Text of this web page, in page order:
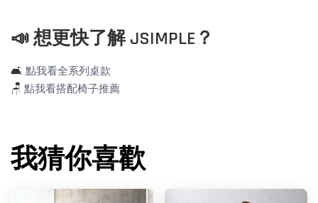
📣 想更快了解 JSIMPLE？
🛋️ 點我看全系列桌款
🪑 點我看搭配椅子推薦
我猜你喜歡